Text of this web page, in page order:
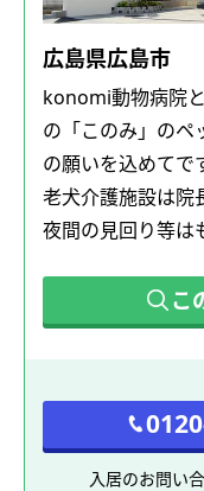
広島県広島市
konomi動物病院
の「このみ」のペ
の願いを込めてで
老犬介護施設は院
夜間の見回り等
こ
入居のお問い